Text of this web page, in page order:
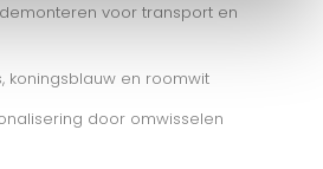
voor transport en
koningsblauw en roomwit
door omwisselen